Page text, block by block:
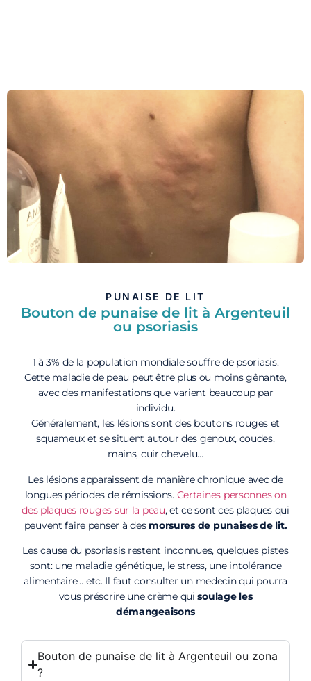
PUNAISE DE LIT
Bouton de punaise de lit à Argenteuil
ou psoriasis
1 à 3% de la population mondiale souffre de psoriasis.
Cette maladie de peau peut être plus ou moins gênante,
avec des manifestations que varient beaucoup par
individu.
Généralement, les lésions sont des boutons rouges et
squameux et se situent autour des genoux, coudes,
mains, cuir chevelu…
Les lésions apparaissent de manière chronique avec de
longues périodes de rémissions. Certaines personnes on
des plaques rouges sur la peau, et ce sont ces plaques qui
peuvent faire penser à des morsures de punaises de lit.
Les cause du psoriasis restent inconnues, quelques pistes
sont: une maladie génétique, le stress, une intolérance
alimentaire… etc. Il faut consulter un medecin qui pourra
vous préscrire une crème quisoulage les
démangeaisons
Bouton de punaise de lit à Argenteuil ou zona
?